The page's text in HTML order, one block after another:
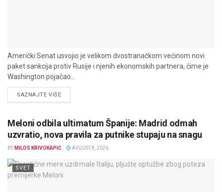
Američki Senat usvojio je velikom dvostranačkom većinom novi
paket sankcija protiv Rusije i njenih ekonomskih partnera, čime je
Washington pojačao...
SAZNAJTE VIŠEDETAILS
Meloni odbila ultimatum Španije: Madrid odmah
uzvratio, nova pravila za putnike stupaju na snagu
BY MILOS KRIVOKAPIĆ AVGUST 8, 2026
SVET